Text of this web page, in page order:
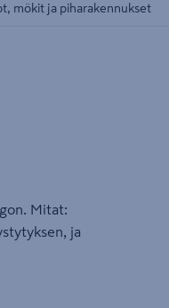
mökit ja piharakennukset
Mitat:
ja